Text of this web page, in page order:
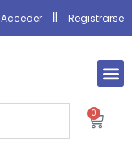
Acceder Registrarse
0